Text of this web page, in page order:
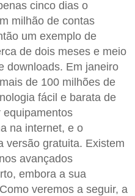
cinco dias o
milhão de contas
um exemplo de
de dois meses e meio
downloads. Em janeiro
de 100 milhões de
fácil e barata de
equipamentos
na internet, e o
versão gratuita. Existem
avançados
embora a sua
veremos a seguir, a